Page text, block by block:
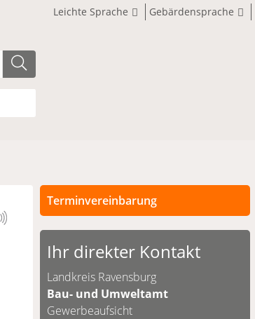
Leichte Sprache Gebärdensprache
Terminvereinbarung
Persönliche Termine sind nach
vorheriger Vereinbarung möglich.
unten.
Ihr direkter Kontakt
Landkreis Ravensburg
Bau- und Umweltamt
Gewerbeaufsicht